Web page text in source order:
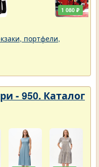
1 080 ₽
портфели,
- 950. Каталог